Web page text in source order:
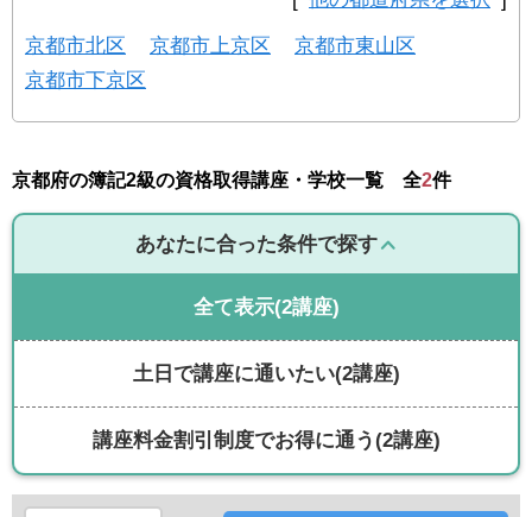
京都市北区 京都市上京区
京都市東山区
京都市下京区
京都府の簿記2級の資格取得講座・学校一覧 全2件
あなたに合った条件で探す
全て表示(2講座)
土日で講座に通いたい(2講座)
講座料金割引制度でお得に通う(2講座)